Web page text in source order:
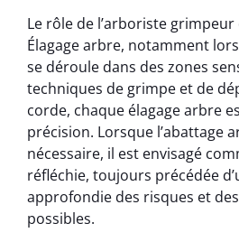
Le rôle de l’arboriste
Élagage arbre, notamment
se déroule dans des zones
techniques de grimpe et de
corde, chaque élagage arbre
précision. Lorsque l’abattage
nécessaire, il est envisagé
réfléchie, toujours précédée
approfondie des risques et
possibles.